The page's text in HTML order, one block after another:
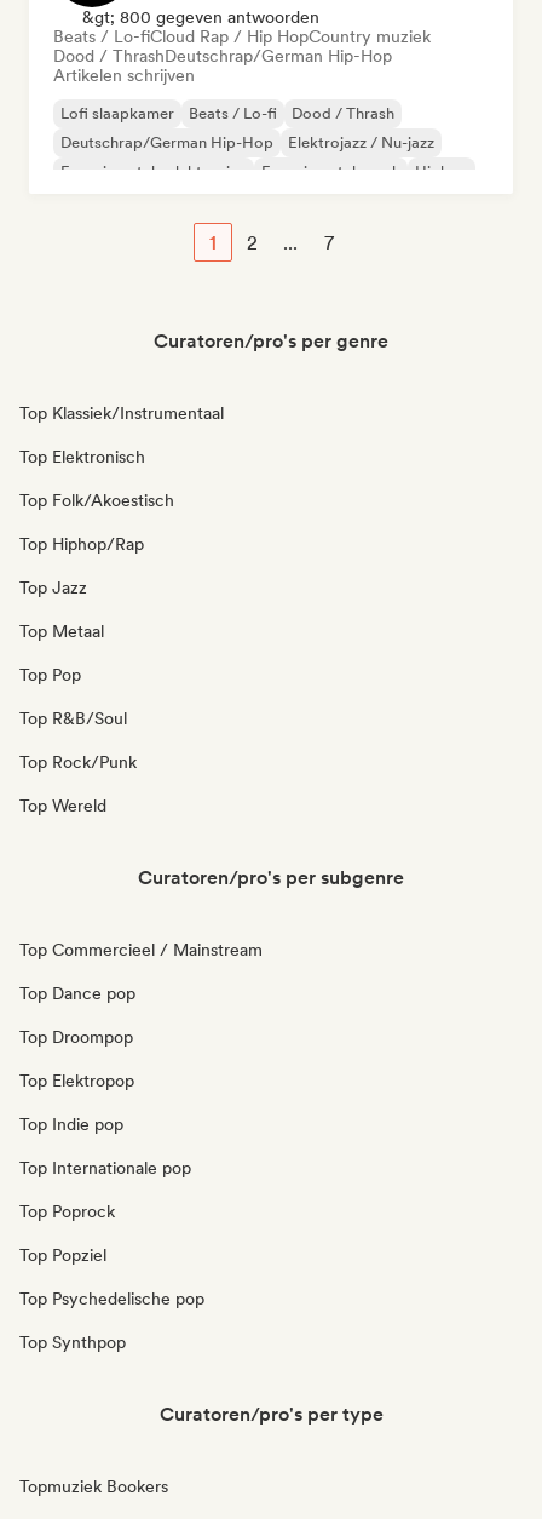
&gt; 800 gegeven antwoorden
Beats / Lo-fiCloud Rap / Hip HopCountry muziek
Dood / ThrashDeutschrap/German Hip-Hop
Artikelen schrijven
Lofi slaapkamer Beats / Lo-fi
Dood / Thrash
Deutschrap/German Hip-Hop
Elektrojazz / Nu-jazz
Experimentele elektronica
Experimentele rock Hiphop
1 2 ... 7
Curatoren/pro's per genre
Top Klassiek/Instrumentaal
Top Elektronisch
Top Folk/Akoestisch
Top Hiphop/Rap
Top Jazz
Top Metaal
Top Pop
Top R&B/Soul
Top Rock/Punk
Top Wereld
Curatoren/pro's per subgenre
Top Commercieel / Mainstream
Top Dance pop
Top Droompop
Top Elektropop
Top Indie pop
Top Internationale pop
Top Poprock
Top Popziel
Top Psychedelische pop
Top Synthpop
Curatoren/pro's per type
Topmuziek Bookers